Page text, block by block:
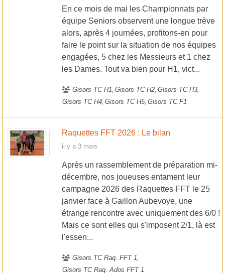
En ce mois de mai les Championnats par
équipe Seniors observent une longue trève
alors, après 4 journées, profitons-en pour
faire le point sur la situation de nos équipes
engagées, 5 chez les Messieurs et 1 chez
les Dames. Tout va bien pour H1, vict...
Gisors TC H1 Gisors TC H2 Gisors TC H3
Gisors TC H4 Gisors TC H5 Gisors TC F1
Raquettes FFT 2026 : Le bilan
il y a 3 mois
Après un rassemblement de préparation mi-
décembre, nos joueuses entament leur
campagne 2026 des Raquettes FFT le 25
janvier face à Gaillon Aubevoye, une
étrange rencontre avec uniquement des 6/0 !
Mais ce sont elles qui s'imposent 2/1, là est
l'essen...
Gisors TC Raq. FFT 1
Gisors TC Raq. Ados FFT 1